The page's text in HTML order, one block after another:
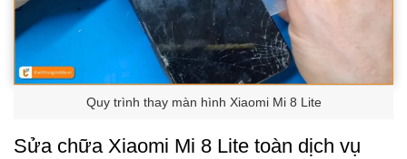
Quy trình thay màn hình Xiaomi Mi 8 Lite
Sửa chữa Xiaomi Mi 8 Lite toàn dịch vụ